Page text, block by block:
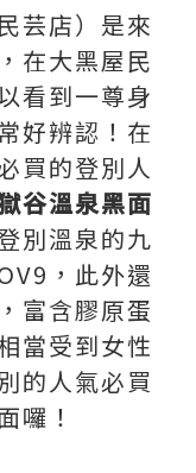
芸店）是來
在大黑屋民
看到一尊身
好辨認！在
買的登別人
谷溫泉黑面
別溫泉的九
，此外還
富含膠原蛋
當受到女性
的人氣必買
囉！